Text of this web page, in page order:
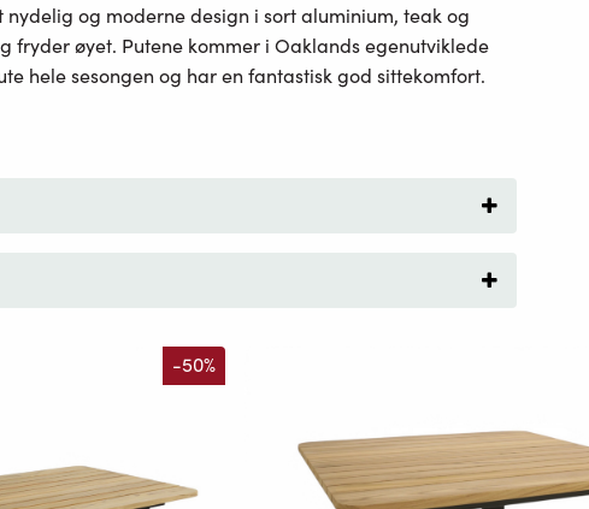
nydelig og moderne design i sort aluminium, teak og
fryder øyet. Putene kommer i Oaklands egenutviklede
hele sesongen og har en fantastisk god sittekomfort.
-50%